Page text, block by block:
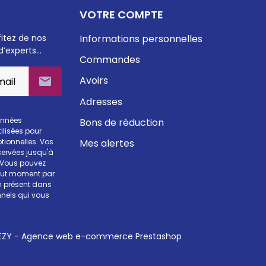
de nos

pour
Vos
jusqu'à
pouvez
moment par
présent dans
qui vous
VOTRE COMPTE
Informations personnelles
Commandes
Avoirs
Adresses
Bons de réduction
Mes alertes
- Agence web e-commerce Prestashop